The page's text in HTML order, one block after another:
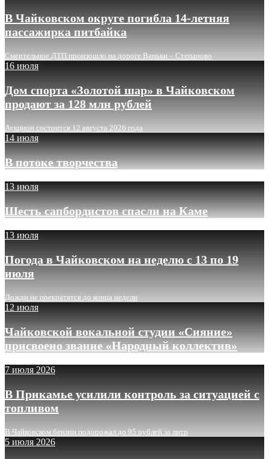
В Чайковском округе погибла 14-летняя
пассажирка питбайка
Смертельное ДТП произошло на дороге Ваньки – Степаново
16 июля
Дом спорта «Золотой шар» в Чайковском
продают за 128 млн рублей
Аукцион состоится 12 августа 2026 года
14 июля
В потоке творчества
13 июля
Шесть сапбордистов спасли на Каме
13 июля
Погода в Чайковском на неделю с 13 по 19
июля
Дожди не прекратятся до конца недели
12 июля
Чайковской вокальной студии «Сияние»
присвоено звание «Народный коллектив»
7 июля 2026
В Прикамье усилили контроль за ситуацией с
топливом
В Чайковском бензин подорожал до 95 рублей за литр
5 июля 2026